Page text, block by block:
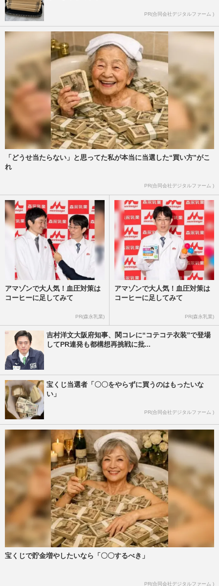
PR(合同会社デジタルファーム )
「どうせ当たらない」と思ってた私が本当に当選した“買い方”がこ
れ
PR(合同会社デジタルファーム )
アマゾンで大人気！血圧対策は
コーヒーに足してみて
PR(森永乳業)
アマゾンで大人気！血圧対策は
コーヒーに足してみて
PR(森永乳業)
吉村洋文大阪府知事、関コレに“コテコテ衣装”で登場
してPR連発も都構想再挑戦に批...
宝くじ当選者「〇〇をやらずに買うのはもったいな
い」
PR(合同会社デジタルファーム )
宝くじで貯金増やしたいなら「〇〇するべき」
PR(合同会社デジタルファーム )